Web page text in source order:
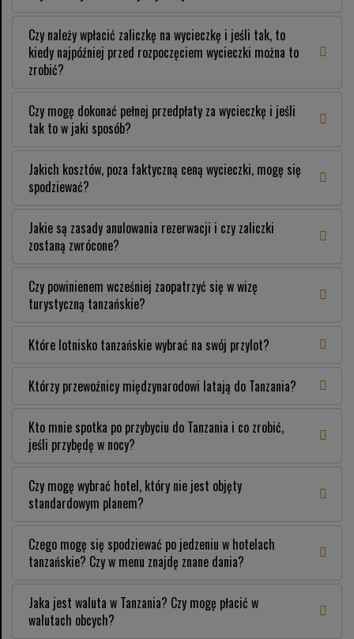
Czy należy wpłacić zaliczkę na wycieczkę i jeśli tak, to
kiedy najpóźniej przed rozpoczęciem wycieczki można to
zrobić?
Czy mogę dokonać pełnej przedpłaty za wycieczkę i jeśli
tak to w jaki sposób?
Jakich kosztów, poza faktyczną ceną wycieczki, mogę się
spodziewać?
Jakie są zasady anulowania rezerwacji i czy zaliczki
zostaną zwrócone?
Czy powinienem wcześniej zaopatrzyć się w wizę
turystyczną tanzańskie?
Które lotnisko tanzańskie wybrać na swój przylot?
Którzy przewoźnicy międzynarodowi latają do Tanzania?
Kto mnie spotka po przybyciu do Tanzania i co zrobić,
jeśli przybędę w nocy?
Czy mogę wybrać hotel, który nie jest objęty
standardowym planem?
Czego mogę się spodziewać po jedzeniu w hotelach
tanzańskie? Czy w menu znajdę znane dania?
Jaka jest waluta w Tanzania? Czy mogę płacić w
walutach obcych?